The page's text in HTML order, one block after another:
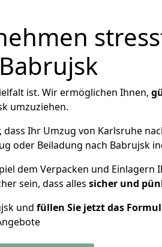
ist. Wir ermöglichen Ihnen,
umzuziehen.
Ihr Umzug von Karlsruhe
oder Beiladung nach Babrujsk
dem Verpacken und
sein, dass alles sicher und
und füllen Sie jetzt das